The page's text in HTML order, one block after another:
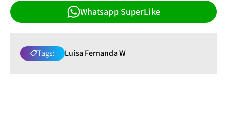
Whatsapp SuperLike
Tags: Luisa Fernanda W